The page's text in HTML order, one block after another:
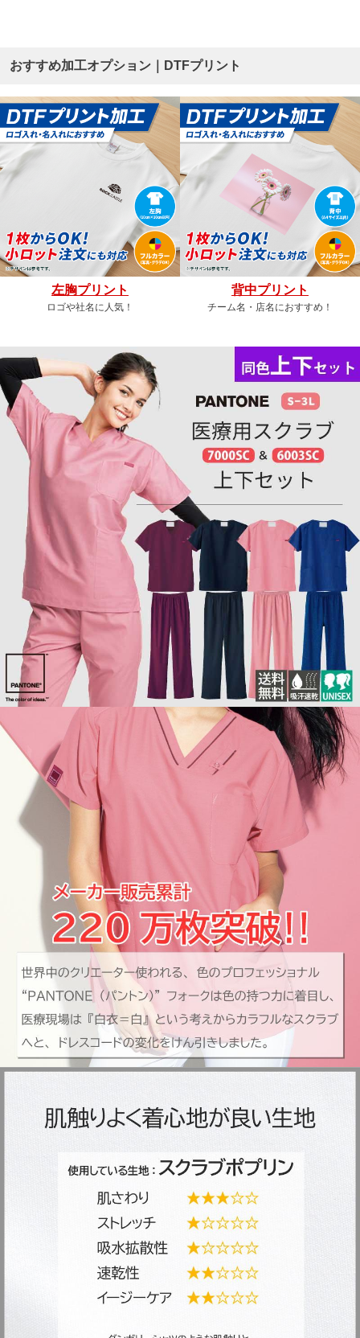
おすすめ加工オプション｜DTFプリント
左胸プリント
ロゴや社名に人気！
背中プリント
チーム名・店名におすすめ！